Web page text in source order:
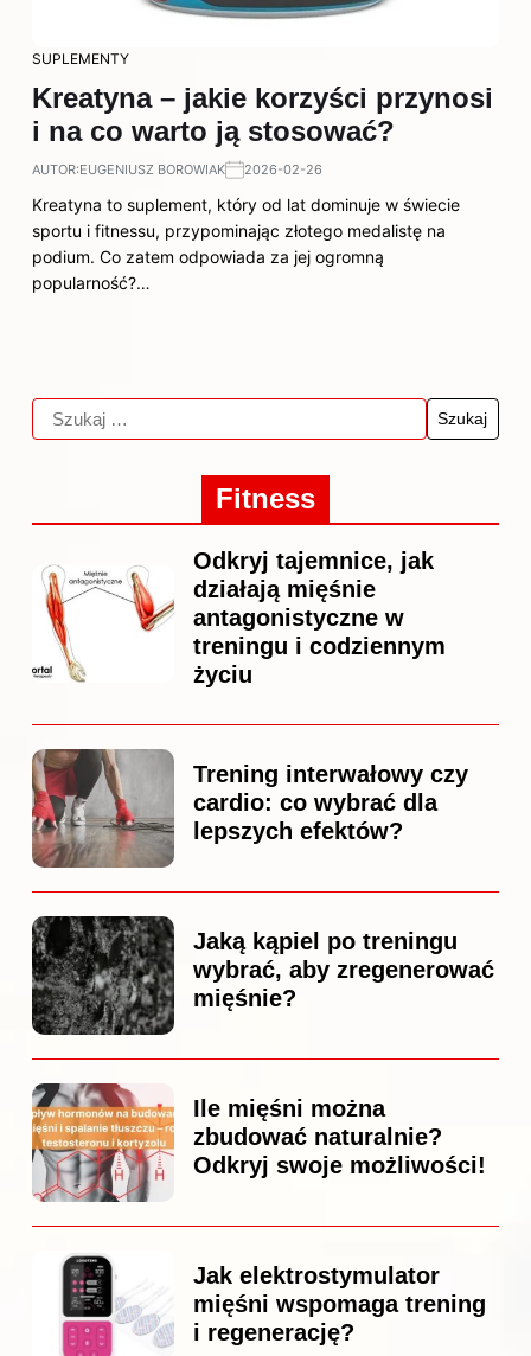
SUPLEMENTY
Kreatyna – jakie korzyści przynosi
i na co warto ją stosować?
AUTOR:EUGENIUSZ BOROWIAK 2026-02-26
Kreatyna to suplement, który od lat dominuje w świecie
sportu i fitnessu, przypominając złotego medalistę na
podium. Co zatem odpowiada za jej ogromną
popularność?…
Fitness
Odkryj tajemnice, jak
działają mięśnie
antagonistyczne w
treningu i codziennym
życiu
Trening interwałowy czy
cardio: co wybrać dla
lepszych efektów?
Jaką kąpiel po treningu
wybrać, aby zregenerować
mięśnie?
Ile mięśni można
zbudować naturalnie?
Odkryj swoje możliwości!
Jak elektrostymulator
mięśni wspomaga trening
i regenerację?